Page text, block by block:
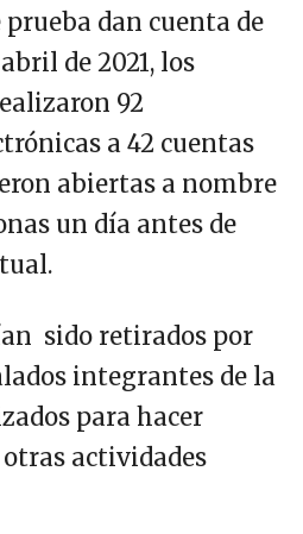
dan cuenta de
de 2021, los
92
a 42 cuentas
abiertas a nombre
un día antes de
sido retirados por
integrantes de la
para hacer
actividades